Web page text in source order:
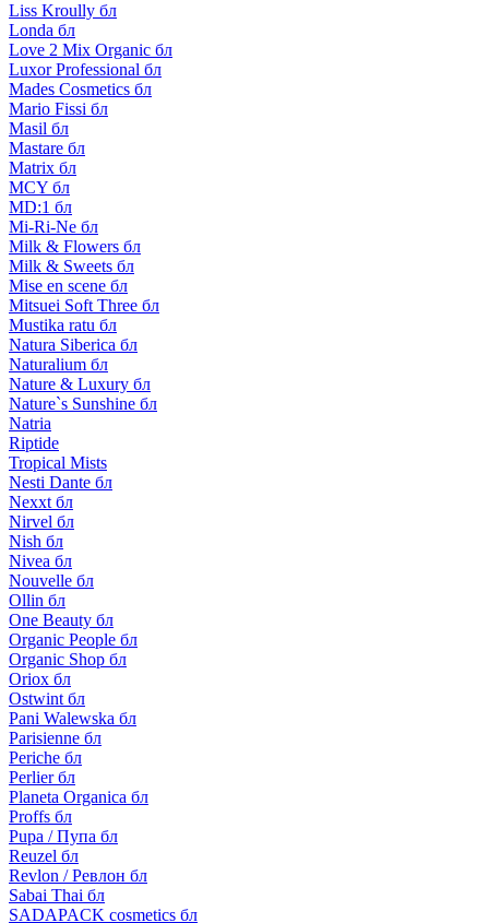
Liss Kroully бл
Londa бл
Love 2 Mix Organic бл
Luxor Professional бл
Mades Cosmetics бл
Mario Fissi бл
Masil бл
Mastare бл
Matrix бл
MCY бл
MD:1 бл
Mi-Ri-Ne бл
Milk & Flowers бл
Milk & Sweets бл
Mise en scene бл
Mitsuei Soft Three бл
Mustika ratu бл
Natura Siberica бл
Naturalium бл
Nature & Luxury бл
Nature`s Sunshine бл
Natria
Riptide
Tropical Mists
Nesti Dante бл
Nexxt бл
Nirvel бл
Nish бл
Nivea бл
Nouvelle бл
Ollin бл
One Beauty бл
Organic People бл
Organic Shop бл
Oriox бл
Ostwint бл
Pani Walewska бл
Parisienne бл
Periche бл
Perlier бл
Planeta Organica бл
Proffs бл
Pupa / Пупа бл
Reuzel бл
Revlon / Ревлон бл
Sabai Thai бл
SADAPACK cosmetics бл